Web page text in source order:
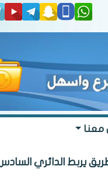
معنا
الدائري السادس بـ